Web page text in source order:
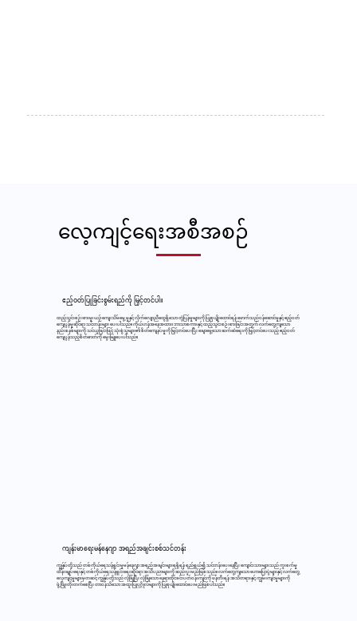
လေ့ကျင့်ရေးအစီအစဉ်
ဧည့်ဝတ်ပြုခြင်းစွမ်းရည်ကို မြှင့်တင်ပါ။
ထည့်သွင်းစဉ်းစားမှု၊ ယဉ်ကျေးသိမ်မွေ့မှုနှင့် လိုက်လျောညီထွေရှိသော တုံ့ပြန်မှုများကို ပြုစုပျိုးထောင်ရန် ဖောက်သည်ဝန်ဆောင်မှုနှင့် ဧည့်ဝတ်
ကျေပွန်မှုဆိုင်ရာ သင်တန်းများ ပေးပါသည်။ ကိုယ်ဟန်အနေအထား၊ ဘာသာစကားနှင့် ထည့်သွင်းစဉ်းစားခြင်းအတွက် လက်တွေ့ကျသော
နည်းစနစ်များကို သင်ယူခြင်းဖြင့် သုံးစွဲသူများ၏ စိတ်ကျေနပ်မှုကို မြှင့်တင်ပေးပြီး ချောမွေ့သော ဆက်ဆံရေးကို မြှင့်တင်ပေးသည့် ဧည့်ဝတ်
ကျေပွန်သည့်စိတ်ဓာတ်ကို မွေးမြူပေးပါသည်။
ကျန်းမာရေးမန်နေဂျာ အရည်အချင်းစစ်သင်တန်း
ကျွန်ုပ်တို့သည် တစ်ကိုယ်ရေသန့်ရှင်းမှုမန်နေဂျာ အရည်အချင်းများရရှိရန် ရည်ရွယ်၍ သင်တန်းပေးနေပြီး ကျောင်းသားများသည် ကူးစက်မှု
ထိန်းချုပ်ရေးနှင့် တစ်ကိုယ်ရေသန့်ရှင်းရေးဆိုင်ရာ အသိပညာများကို ဆည်းပူးမည်ဖြစ်သည်။ လက်တွေ့ကျသော ဟောပြောပွဲများနှင့် လက်တွေ့
လေ့ကျင့်မှုများမှတဆင့် ကျွန်ုပ်တို့သည် လုံခြုံပြီး လုံခြုံသော နေရာထိုင်ခင်းပတ်ဝန်းကျင်ကို ဖန်တီးရန် အသိတရားနှင့် ကျွမ်းကျင်မှုများကို
ဖွံ့ဖြိုးတိုးတက်စေပြီး တာဝန်သိသော အထူးပြုပုဂ္ဂိုလ်များကို ပြုစုပျိုးထောင်ပေးမည်ဖြစ်ပါသည်။